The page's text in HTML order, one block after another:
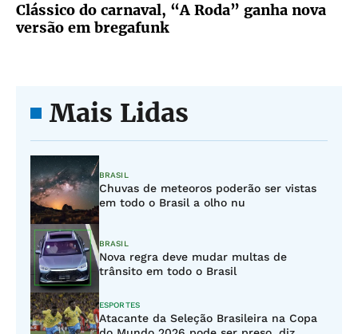
Clássico do carnaval, “A Roda” ganha nova
versão em bregafunk
Mais Lidas
BRASIL
Chuvas de meteoros poderão ser vistas
em todo o Brasil a olho nu
BRASIL
Nova regra deve mudar multas de
trânsito em todo o Brasil
ESPORTES
Atacante da Seleção Brasileira na Copa